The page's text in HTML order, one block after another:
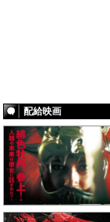
配給映画